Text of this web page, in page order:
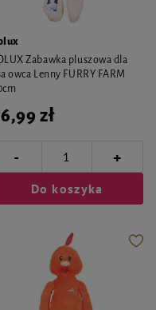
Zabawka pluszowa dla
owca Lenny FURRY FARM
zł
- +
Do koszyka